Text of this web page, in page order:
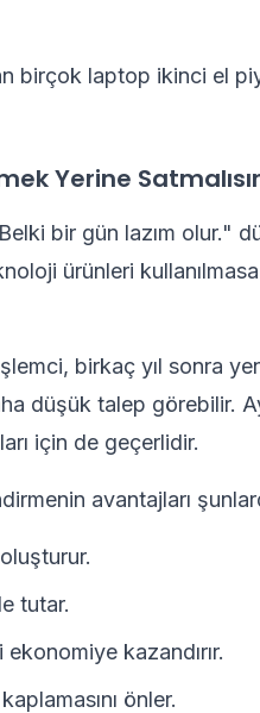
birçok laptop ikinci el
Yerine
bir gün lazım olur."
ürünleri
birkaç yıl sonra
düşük talep görebilir.
için de geçerlidir.
avantajları
tutar.
kazandırır.
önler.